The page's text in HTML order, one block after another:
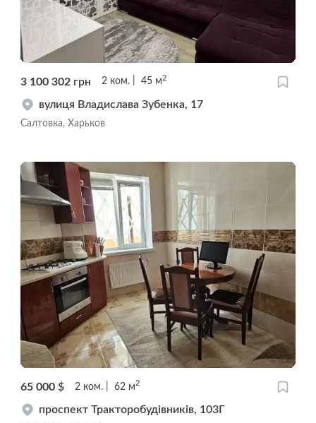
3 100 302 грн 2 ком. 45 м 2
вулиця Владислава Зубенка, 17
Салтовка, Харьков
65 000 $ 2 ком. 62 м2
проспект Тракторобудівників, 103Г